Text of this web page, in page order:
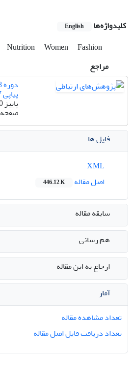
کلیدواژه‌ها English
Nutrition Women
Fashion
مراجع
پیاپی 107
پاییز 1400
صفحه
فایل ها
اصل مقاله
446.12 K
سابقه مقاله
هم رسانی
ارجاع به این مقاله
آمار
تعداد مشاهده مقاله
تعداد دریافت فایل اصل مقاله